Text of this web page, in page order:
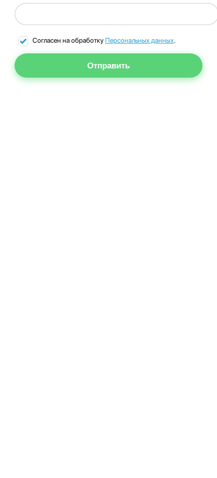
Согласен на обработку Персональных данных.
Отправить